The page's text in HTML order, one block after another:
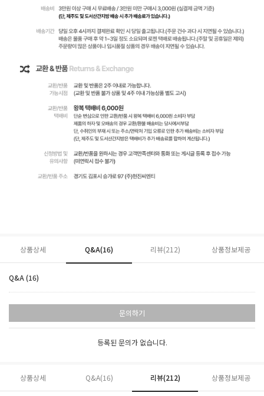
상품상세 Q&A(16) 리뷰(212) 상품정보제공
Q&A (16)
문의하기
등록된 문의가 없습니다.
상품상세 Q&A(16) 리뷰(212) 상품정보제공